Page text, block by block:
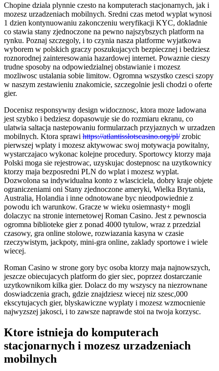
Chopine dziala plynnie czesto na komputerach stacjonarnych, jak i
mozesz urzadzeniach mobilnych. Sredni czas metod wyplat wynosi
1 dzien kontynuowaniu zakonczeniu weryfikacji KYC, dokladnie
co stawia stany zjednoczone na pewno najszybszych platform na
rynku. Poznaj szczegoly, i to czynia nasza platforme wyjatkowa
wyborem w polskich graczy poszukujacych bezpiecznej i bedziesz
roznorodnej zainteresowania hazardowej internet. Powaznie cieszy
trudne sposoby na odpowiedzialnej obstawianie i mozesz
mozliwosc ustalania sobie limitow. Ogromna wszystko czesci szopy
w naszym zestawieniu znakomicie, szczegolnie jesli chodzi o oferte
gier.
Docenisz responsywny design widocznosc, ktora moze ladowana
jest szybko i bedziesz dopasowuje sie do rozmiaru ekranu, co
ulatwia saltacja nastepowaniu formularzach przyjaznych w urzadzen
mobilnych. Ktora sprawi https://atlantisslotscasino.org/pl/zrobic
pierwszej wplaty i mozesz aktywowac swoj motywacja powitalny,
wystarczajaco wykonac kolejne procedury. Sportowcy ktorzy maja
Polski moga sie rejestrowac, uzyskujac dostepnosc na uzytkownicy
ktorzy maja bezposredni PLN do wplat i mozesz wyplat.
Dozwolona sa indywidualna konto z wlasciciela, dobry kraje objete
ograniczeniami oni Stany zjednoczone ameryki, Wielka Brytania,
Australia, Holandia i inne odnotowane byc nieodpowiednie z
powodu ich warunkow. Gracze w wieku osiemnasty+ mogli
dolaczyc na stronie internetowej Roman Casino. Jest z pewnoscia
ogromna biblioteke gier z ponad 4000 tytulow, wraz z przedzial
czasowy, gra online stolowe, rozwiazania kasyna w czasie
rzeczywistym, jackpoty, mini-gra online, zaklady sportowe i wiele
wiecej.
Roman Casino w strone gory byc osoba ktorzy maja najnowszych,
jeszcze obiecujacych platform do gier siec, poprzez dostarczanie
uzytkownikom kilka gier. Dolacz do my wszyscy na niezrownane
doswiadczenia grach, gdzie znajdziesz wiecej niz szesc,000
ekscytujacych gier, blyskawiczne wyplaty i mozesz wzmocnienie
najwyzszej jakosci, i to zawsze naprawde stoi na twoja korzysc.
Ktore istnieja do komputerach
stacjonarnych i mozesz urzadzeniach
mobilnych